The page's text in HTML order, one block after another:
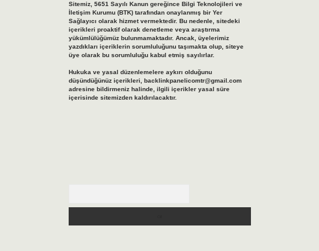
Sitemiz, 5651 Sayılı Kanun gereğince Bilgi Teknolojileri ve
İletişim Kurumu (BTK) tarafından onaylanmış bir Yer
Sağlayıcı olarak hizmet vermektedir. Bu nedenle, sitedeki
içerikleri proaktif olarak denetleme veya araştırma
yükümlülüğümüz bulunmamaktadır. Ancak, üyelerimiz
yazdıkları içeriklerin sorumluluğunu taşımakta olup, siteye
üye olarak bu sorumluluğu kabul etmiş sayılırlar.
Hukuka ve yasal düzenlemelere aykırı olduğunu
düşündüğünüz içerikleri, backlinkpanelicomtr@gmail.com
adresine bildirmeniz halinde, ilgili içerikler yasal süre
içerisinde sitemizden kaldırılacaktır.